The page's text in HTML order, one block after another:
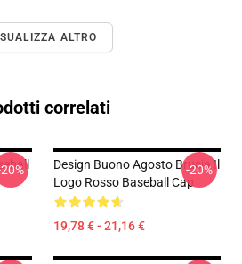
ALTRO
correlati
Design Buono Agosto Brucia Il
Logo Rosso Baseball Cap
19,78 € - 21,16 €
-20%